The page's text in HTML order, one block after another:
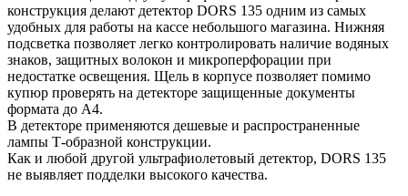
конструкция делают детектор DORS 135 одним из самых
удобных для работы на кассе небольшого магазина. Нижняя
подсветка позволяет легко контролировать наличие водяных
знаков, защитных волокон и микроперфорации при
недостатке освещения. Щель в корпусе позволяет помимо
купюр проверять на детекторе защищенные документы
формата до А4.
В детекторе применяются дешевые и распространенные
лампы Т-образной конструкции.
Как и любой другой ультрафиолетовый детектор, DORS 135
не выявляет подделки высокого качества.